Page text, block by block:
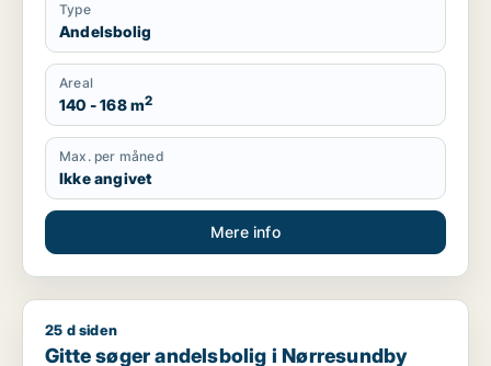
Type
Andelsbolig
Areal
140 - 168 m2
Max. per måned
Ikke angivet
Mere info
Gitte søger andelsbolig i Nørresundby
25 d siden
Gitte søger andelsbolig i Nørresundby